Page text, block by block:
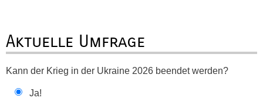
Aktuelle Umfrage
Kann der Krieg in der Ukraine 2026 beendet werden?
Ja!